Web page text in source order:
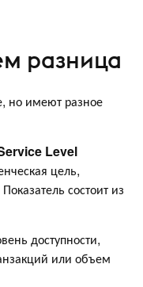
разница
но имеют разное
Level
цель,
состоит из
доступности,
или объем